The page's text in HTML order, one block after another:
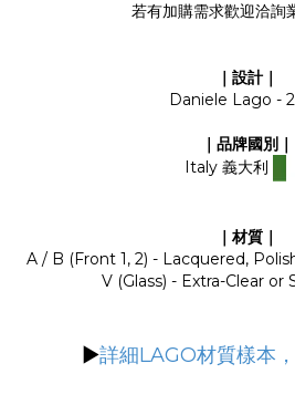
若有加購需求歡迎洽詢
｜設計｜
Daniele Lago -
｜品牌國別｜
Italy 義大利
｜材質｜
A / B (Front 1, 2) - Lacquered,
V (Glass) - Extra-Clear or
▶詳細LAGO材質樣本